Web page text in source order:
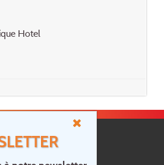
Hotel